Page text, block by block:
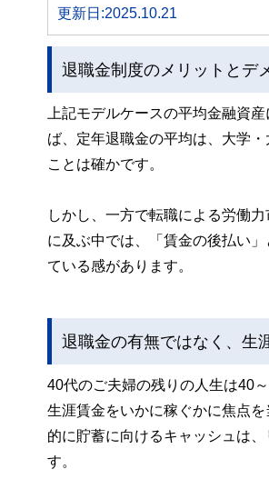
更新日:2025.10.21
退職金制度のメリットとデ
上記モデルケースの平均金融資
ば、定年退職金の平均は、大学
ことは確かです。
しかし、一方で転職による労働
に及ぶ中では、「賃金の後払い
ている感があります。
退職金の有無ではなく、生
40代のご夫婦の残りの人生は40
生涯賃金をいかに稼ぐかに焦点
的に貯蓄に向けるキャッシュは
す。